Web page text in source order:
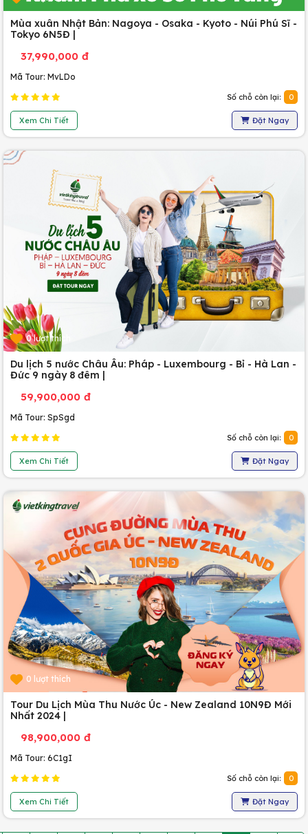
Mùa xuân Nhật Bản: Nagoya - Osaka - Kyoto - Núi Phú Sĩ -
Tokyo 6N5Đ |
37,990,000 đ
Mã Tour: MvLDo
Số chỗ còn lại: 0
Xem Chi Tiết Đặt Ngay
0 lượt thích
Du lịch 5 nước Châu Âu: Pháp - Luxembourg - Bỉ - Hà Lan -
Đức 9 ngày 8 đêm |
59,900,000 đ
Mã Tour: SpSgd
Số chỗ còn lại: 0
Xem Chi Tiết Đặt Ngay
0 lượt thích
Tour Du Lịch Mùa Thu Nước Úc - New Zealand 10N9Đ Mới
Nhất 2024 |
98,900,000 đ
Mã Tour: 6C1gI
Số chỗ còn lại: 0
Xem Chi Tiết Đặt Ngay